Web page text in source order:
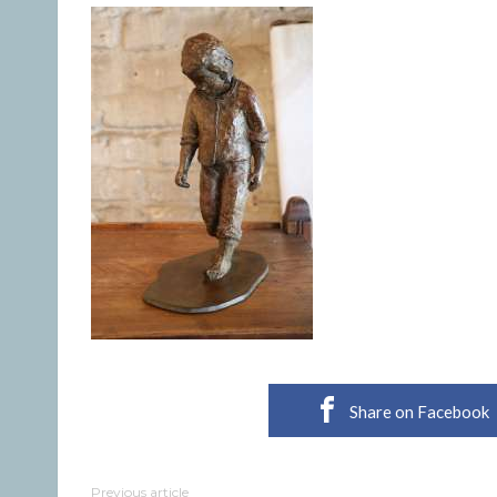
Share on Facebook
Previous article